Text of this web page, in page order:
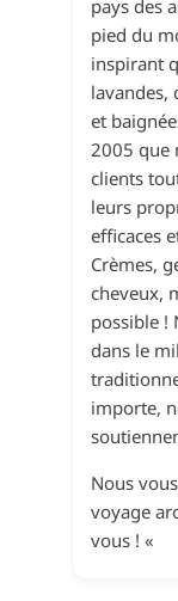
pays des
pied du
inspirant
lavandes,
et
2005 que
clients
leurs
efficaces
Crèmes,
cheveux,
possible !
dans le
importe,
Nous
voyage
vous ! «